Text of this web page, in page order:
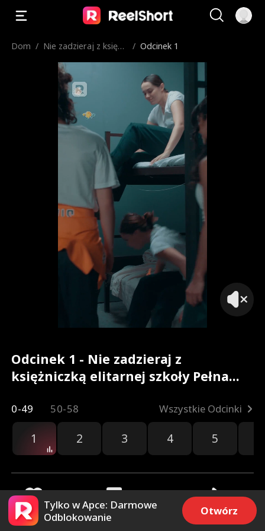
Dom / Nie zadzieraj z księżn
/ Odcinek 1
Odcinek 1 - Nie zadzieraj z
księżniczką elitarnej szkoły Pełna
0-49 50-58 Wszystkie Odcinki
1 2 3 4 5
745 5.5k Udostępnij
Tylko w Apce: Darmowe
Odblokowanie
Otwórz